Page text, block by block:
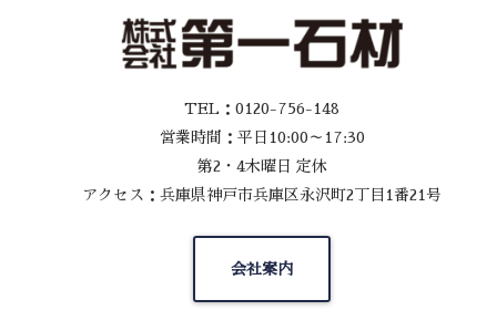
TEL：0120-756-148
営業時間：平日10:00～17:30
第2・4木曜日 定休
アクセス：兵庫県神戸市兵庫区永沢町2丁目1番21号
会社案内